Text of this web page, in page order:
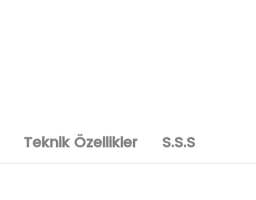
Teknik Özellikler S.S.S